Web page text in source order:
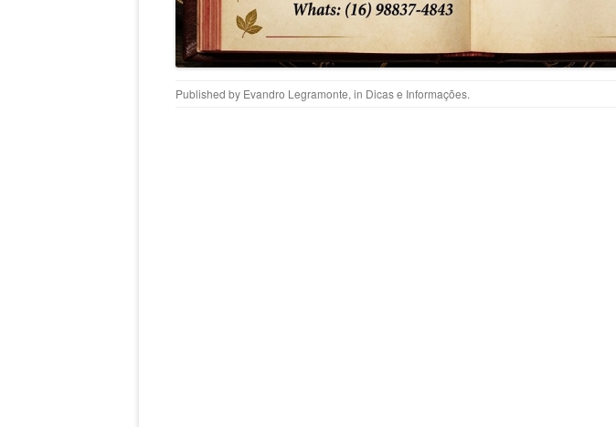
Published by Evandro Legramonte, in Dicas e Informações.